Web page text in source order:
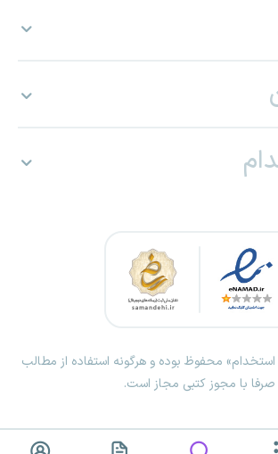
محفوظ بوده و هرگونه استفاده از مطالب
صرفا با مجوز کتبی مجاز است.